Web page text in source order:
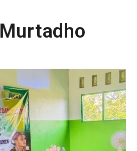
Murtadho